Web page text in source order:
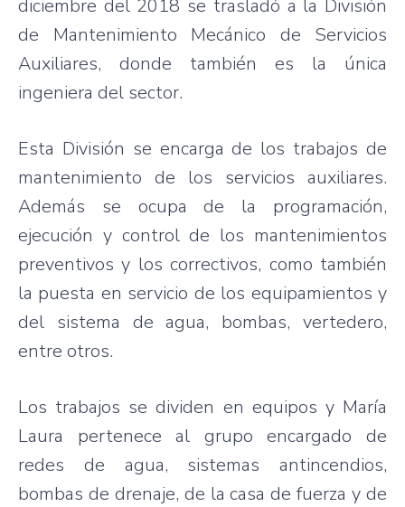
diciembre del 2018 se trasladó a la División
de Mantenimiento Mecánico de Servicios
Auxiliares, donde también es la única
ingeniera del sector.
Esta División se encarga de los trabajos de
mantenimiento de los servicios auxiliares.
Además se ocupa de la programación,
ejecución y control de los mantenimientos
preventivos y los correctivos, como también
la puesta en servicio de los equipamientos y
del sistema de agua, bombas, vertedero,
entre otros.
Los trabajos se dividen en equipos y María
Laura pertenece al grupo encargado de
redes de agua, sistemas antincendios,
bombas de drenaje, de la casa de fuerza y de